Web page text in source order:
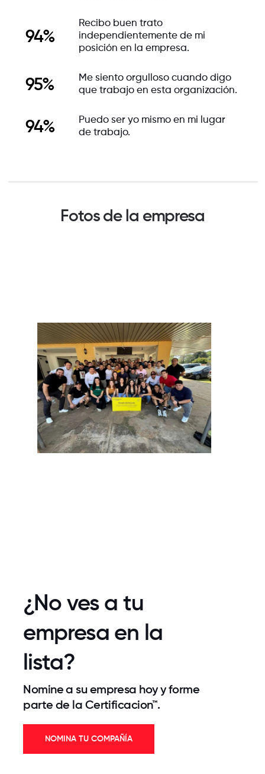
94%
Recibo buen trato
independientemente de mi
posición en la empresa.
95%
Me siento orgulloso cuando digo
que trabajo en esta organización.
94%
Puedo ser yo mismo en mi lugar
de trabajo.
Fotos de la empresa
¿No ves a tu
empresa en la
lista?
Nomine a su empresa hoy y forme
parte de la Certificacion™.
NOMINA TU COMPAÑÍA